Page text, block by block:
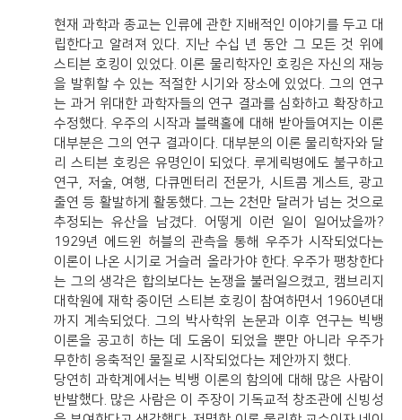
현재 과학과 종교는 인류에 관한 지배적인 이야기를 두고 대
립한다고 알려져 있다. 지난 수십 년 동안 그 모든 것 위에
스티븐 호킹이 있었다. 이론 물리학자인 호킹은 자신의 재능
을 발휘할 수 있는 적절한 시기와 장소에 있었다. 그의 연구
는 과거 위대한 과학자들의 연구 결과를 심화하고 확장하고
수정했다. 우주의 시작과 블랙홀에 대해 받아들여지는 이론
대부분은 그의 연구 결과이다. 대부분의 이론 물리학자와 달
리 스티븐 호킹은 유명인이 되었다. 루게릭병에도 불구하고
연구, 저술, 여행, 다큐멘터리 전문가, 시트콤 게스트, 광고
출연 등 활발하게 활동했다. 그는 2천만 달러가 넘는 것으로
추정되는 유산을 남겼다. 어떻게 이런 일이 일어났을까?
1929년 에드윈 허블의 관측을 통해 우주가 시작되었다는
이론이 나온 시기로 거슬러 올라가야 한다. 우주가 팽창한다
는 그의 생각은 합의보다는 논쟁을 불러일으켰고, 캠브리지
대학원에 재학 중이던 스티븐 호킹이 참여하면서 1960년대
까지 계속되었다. 그의 박사학위 논문과 이후 연구는 빅뱅
이론을 공고히 하는 데 도움이 되었을 뿐만 아니라 우주가
무한히 응축적인 물질로 시작되었다는 제안까지 했다.
당연히 과학계에서는 빅뱅 이론의 함의에 대해 많은 사람이
반발했다. 많은 사람은 이 주장이 기독교적 창조관에 신빙성